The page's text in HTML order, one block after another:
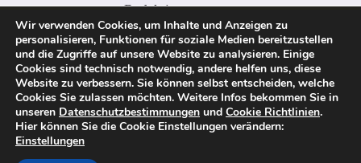
Redaktion
Redaktionelle Leitlinien
Kontakt
Sitemap
© 2026 spanien-nachrichten.com – Alle Rechte
vorbehalten
Wir verwenden Cookies, um Inhalte und Anzeigen zu
personalisieren, Funktionen für soziale Medien bereitzustellen
und die Zugriffe auf unsere Website zu analysieren. Einige
Cookies sind technisch notwendig, andere helfen uns, diese
Website zu verbessern. Sie können selbst entscheiden, welche
Cookies Sie zulassen möchten. Weitere Infos bekommen Sie in
unseren Datenschutzbestimmungen und Cookie Richtlinien.
Hier können Sie die Cookie Einstellungen verändern:
Einstellungen